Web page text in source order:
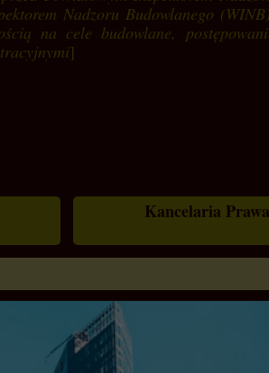
Kancelaria
Nadzoru Budowlanego
na cele budowlane,
]